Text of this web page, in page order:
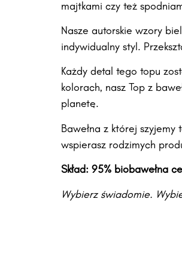
majtkami czy też
Nasze autorskie wzory
indywidualny styl.
Każdy detal tego topu
kolorach, nasz Top z
planetę.
Bawełna z której szyjemy
wspierasz rodzimych
Skład: 95% biobawełna
Wybierz świadomie.